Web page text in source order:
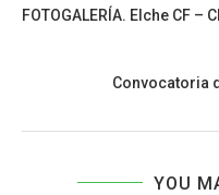
FOTOGALERÍA. Elche CF –
Convocatoria
YOU